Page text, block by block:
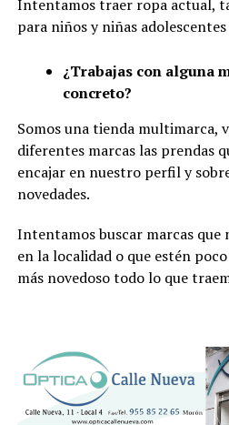
Intentamos traer ropa actual,
para niños y niñas adolescentes
¿Trabajas con alguna
concreto?
Somos una tienda multimarca,
diferentes marcas las prendas
encajar en nuestro perfil y
novedades.
Intentamos buscar marcas que
en la localidad o que estén
más novedoso todo lo que